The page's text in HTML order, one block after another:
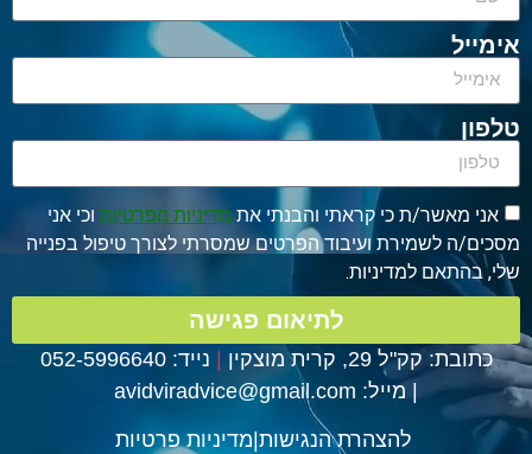
ת כי קראתי והבנתי אתמדיניות הפרטיותוכי אני
לשמירת ועיבוד הפרטים שמסרתי לצורך טיפול בפנייה
למדיניות.
לתיאום פגישה
29, קרית מוצקין |
נייד: 052-5996640
מייל: avidviradvice@gmail.com
להצהרת הנגישות|מדיניות פרטיות